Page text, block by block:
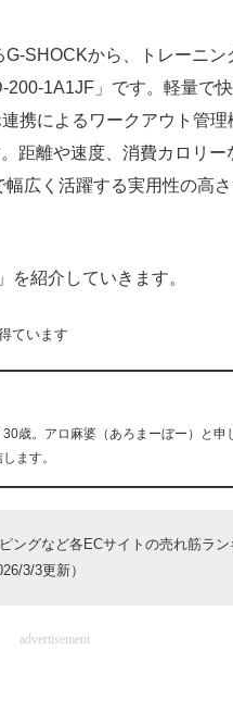
SHOCKから、トレーニン
1A1JF」です。軽量で
携によるワークアウト管
距離や速度、消費カロリ
広く活躍する実用性の高
紹介していきます。
ています
歳。アロ麻婆（あろまーぼー）と申
ます。
グなど各ECサイトの売れ筋ラ
3/3更新）
advertisement